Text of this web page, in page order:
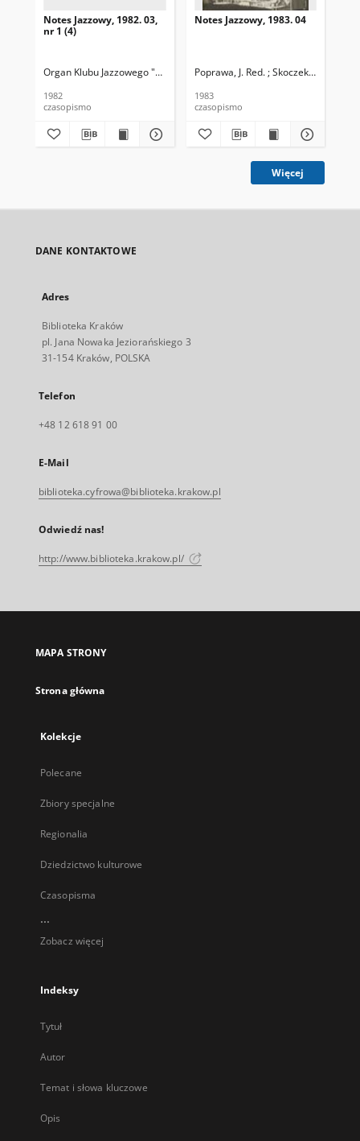
Notes Jazzowy, 1982. 03,
nr 1 (4)
Organ Klubu Jazzowego "Rotunda" Skoczek, T. Red.
1982
czasopismo
Notes Jazzowy, 1983. 04
Poprawa, J. Red. ; Skoczek T. Red.
1983
czasopismo
Więcej
DANE KONTAKTOWE
Adres
Biblioteka Kraków
pl. Jana Nowaka Jeziorańskiego 3
31-154 Kraków, POLSKA
Telefon
+48 12 618 91 00
E-Mail
biblioteka.cyfrowa@biblioteka.krakow.pl
Odwiedź nas!
http://www.biblioteka.krakow.pl/
MAPA STRONY
Strona główna
Kolekcje
Polecane
Zbiory specjalne
Regionalia
Dziedzictwo kulturowe
Czasopisma
...
Zobacz więcej
Indeksy
Tytuł
Autor
Temat i słowa kluczowe
Opis